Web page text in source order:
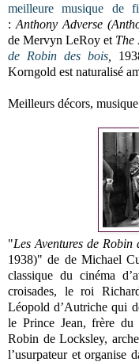
meilleure musique de
:Anthony Adverse
de Mervyn LeRoy et The
de Robin des bois
Korngold est naturalisé
Meilleurs décors,
"Les Aventures de
1938)" de de Michael
classique du cinéma
croisades, le roi
Léopold d’Autriche qui
le Prince Jean, frère du
Robin de Locksley,
l’usurpateur et organise